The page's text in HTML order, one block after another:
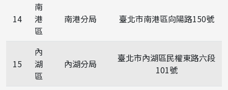
14
南
港
區
南港分局 臺北市南港區向陽路150號
15
內
湖
區
內湖分局
臺北市內湖區民權東路六段
101號